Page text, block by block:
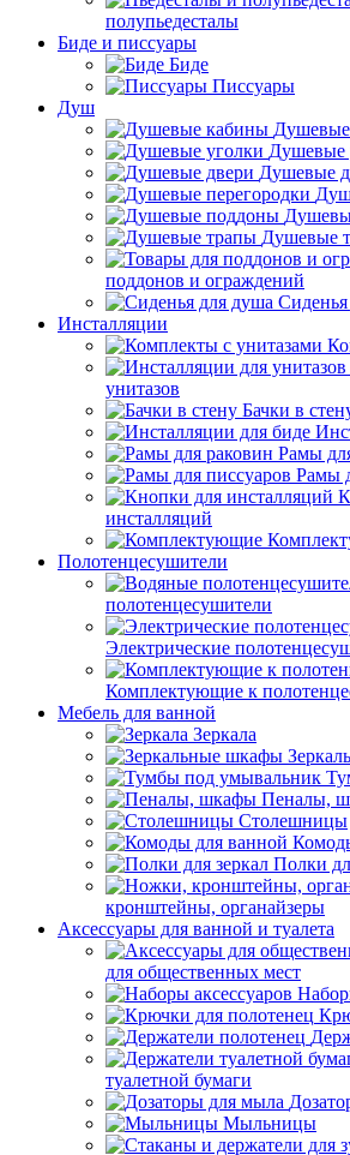
полупьедесталы
Биде и писсуары
Биде
Писсуары
Душ
Душевые
Душевые
Душевые
поддонов и ограждений
Инсталляции
унитазов
Бачки в
Рамы
Рамы
инсталляций
Полотенцесушители
полотенцесушители
Электрические
Комплектующие к
Мебель для ванной
Зеркала
Пеналы,
Столешницы
Полки
кронштейны, органайзеры
Аксессуары для ванной и туалета
для общественных мест
туалетной бумаги
Мыльницы